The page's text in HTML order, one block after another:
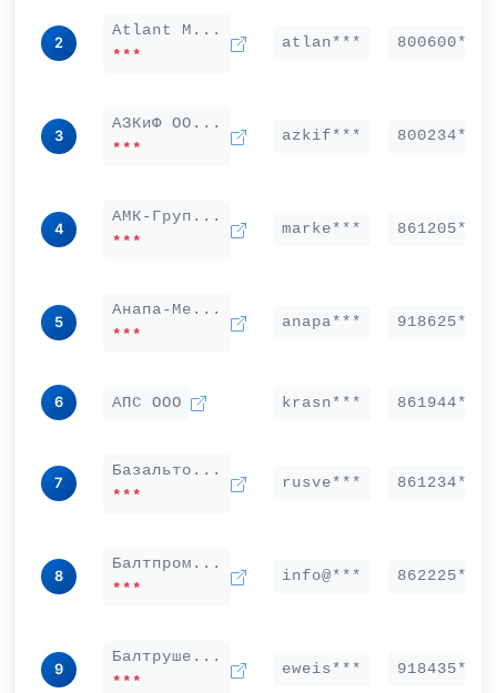
2
Atlant M...
***
atlan*** 800600***
3
АЗКиФ ОО...
***
azkif*** 800234***
4
АМК-Груп...
***
marke*** 861205***
5
Анапа-Ме...
***
anapa*** 918625***
6 АПС ООО krasn*** 861944***
7
Базальто...
***
rusve*** 861234***
8
Балтпром...
***
info@*** 862225***
9
Балтруше...
***
eweis*** 918435***